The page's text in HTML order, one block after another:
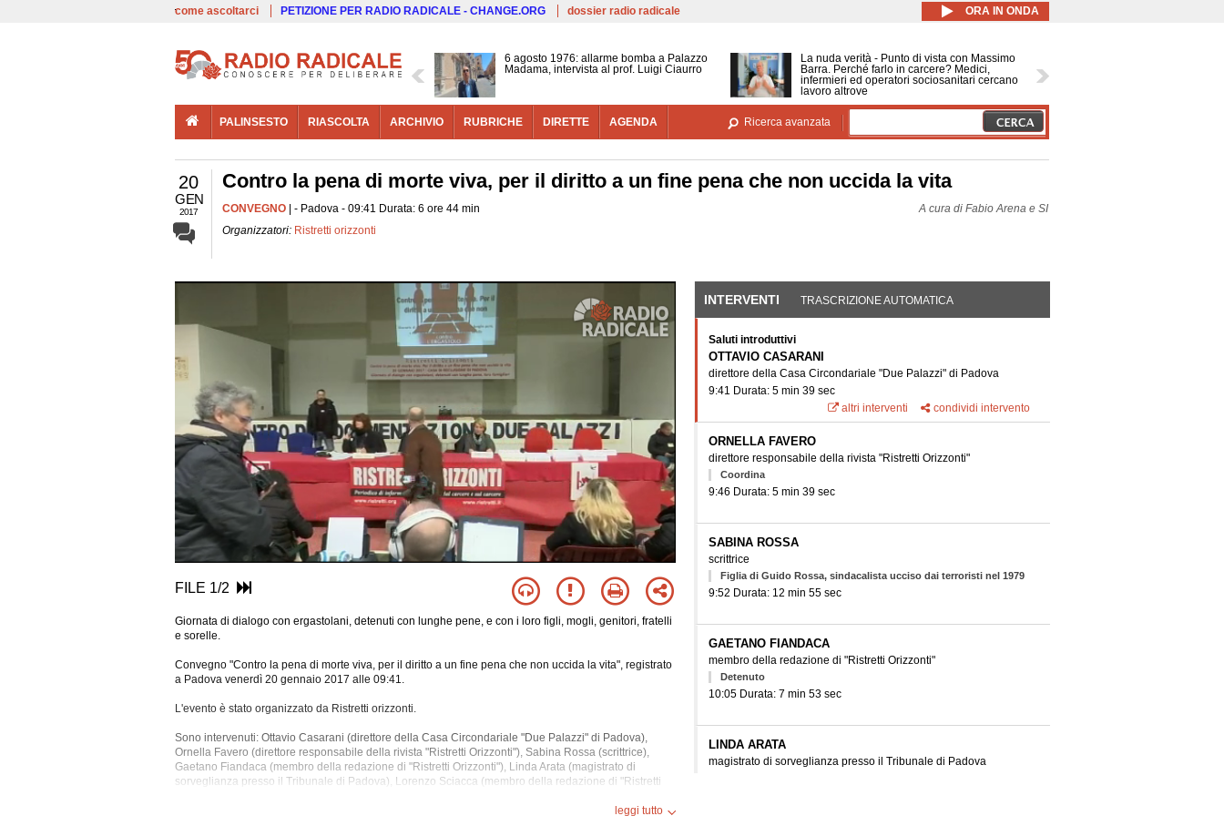
Salta al contenuto principale
come ascoltarci PETIZIONE PER RADIO RADICALE - CHANGE.ORG dossier radio radicale ORA IN ONDA
6 agosto 1976: allarme bomba a Palazzo
Madama, intervista al prof. Luigi Ciaurro
La nuda verità - Punto di vista con Massimo
Barra. Perché farlo in carcere? Medici,
infermieri ed operatori sociosanitari cercano
lavoro altrove
PALINSESTO RIASCOLTA ARCHIVIO RUBRICHE DIRETTE AGENDA Ricerca avanzata
20
GEN
2017
Contro la pena di morte viva, per il diritto a un fine pena che non uccida la vita
CONVEGNO | - Padova - 09:41 Durata: 6 ore 44 min A cura di Fabio Arena e SI
Organizzatori: Ristretti orizzonti
FILE 1/2
Giornata di dialogo con ergastolani, detenuti con lunghe pene, e con i loro figli, mogli, genitori, fratelli
e sorelle.
Convegno "Contro la pena di morte viva, per il diritto a un fine pena che non uccida la vita", registrato
a Padova venerdì 20 gennaio 2017 alle 09:41.
L'evento è stato organizzato da Ristretti orizzonti.
Sono intervenuti: Ottavio Casarani (direttore della Casa Circondariale "Due Palazzi" di Padova),
Ornella Favero (direttore responsabile della rivista "Ristretti Orizzonti"), Sabina Rossa (scrittrice),
Gaetano Fiandaca (membro della redazione di "Ristretti Orizzonti"), LindaArata (magistrato di
sorveglianza presso il Tribunale di Padova), Lorenzo Sciacca (membro della redazione di "Ristretti
Galliani (professore associato di Istituzioni di diritto pubblico all'Università degli Studi di Milano),
leggi tutto
INTERVENTI (SCHEDA ATTIVA)
TRASCRIZIONE AUTOMATICA
Saluti introduttivi
OTTAVIO CASARANI
direttore della Casa Circondariale "Due Palazzi" di Padova
9:41 Durata: 5 min 39 sec
altri interventi
condividi intervento
ORNELLA FAVERO
direttore responsabile della rivista "Ristretti Orizzonti"
Coordina
9:46 Durata: 5 min 39 sec
SABINA ROSSA
scrittrice
Figlia di Guido Rossa, sindacalista ucciso dai terroristi nel 1979
9:52 Durata: 12 min 55 sec
GAETANO FIANDACA
membro della redazione di "Ristretti Orizzonti"
Detenuto
10:05 Durata: 7 min 53 sec
LINDA ARATA
magistrato di sorveglianza presso il Tribunale di Padova